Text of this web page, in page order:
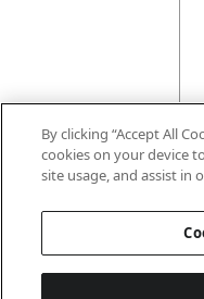
By clicking “Accept All
cookies on your device
site usage, and assist in